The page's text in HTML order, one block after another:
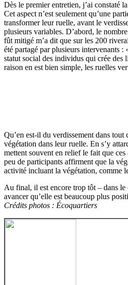
Dès le premier entretien, j’ai constaté
Cet aspect n’est seulement qu’une
transformer leur ruelle, avant le
plusieurs variables. D’abord, le
fût mitigé m’a dit que sur les 200
été partagé par plusieurs intervenants
statut social des individus qui crée des
raison en est bien simple, les ruelles
Qu’en est-il du verdissement dans
végétation dans leur ruelle. En s’y
mettent souvent en relief le fait que
peu de participants affirment que la
activité incluant la végétation, comme
Au final, il est encore trop tôt – dans le
avancer qu’elle est beaucoup plus
Crédits photos : Écoquartiers